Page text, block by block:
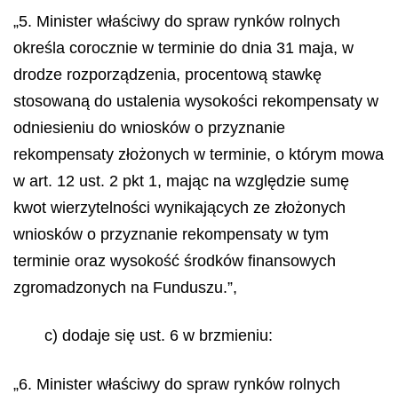
„5. Minister właściwy do spraw rynków rolnych
określa corocznie w terminie do dnia 31 maja, w
drodze rozporządzenia, procentową stawkę
stosowaną do ustalenia wysokości rekompensaty w
odniesieniu do wniosków o przyznanie
rekompensaty złożonych w terminie, o którym mowa
w art. 12 ust. 2 pkt 1, mając na względzie sumę
kwot wierzytelności wynikających ze złożonych
wniosków o przyznanie rekompensaty w tym
terminie oraz wysokość środków finansowych
zgromadzonych na Funduszu.”,
c) dodaje się ust. 6 w brzmieniu:
„6. Minister właściwy do spraw rynków rolnych